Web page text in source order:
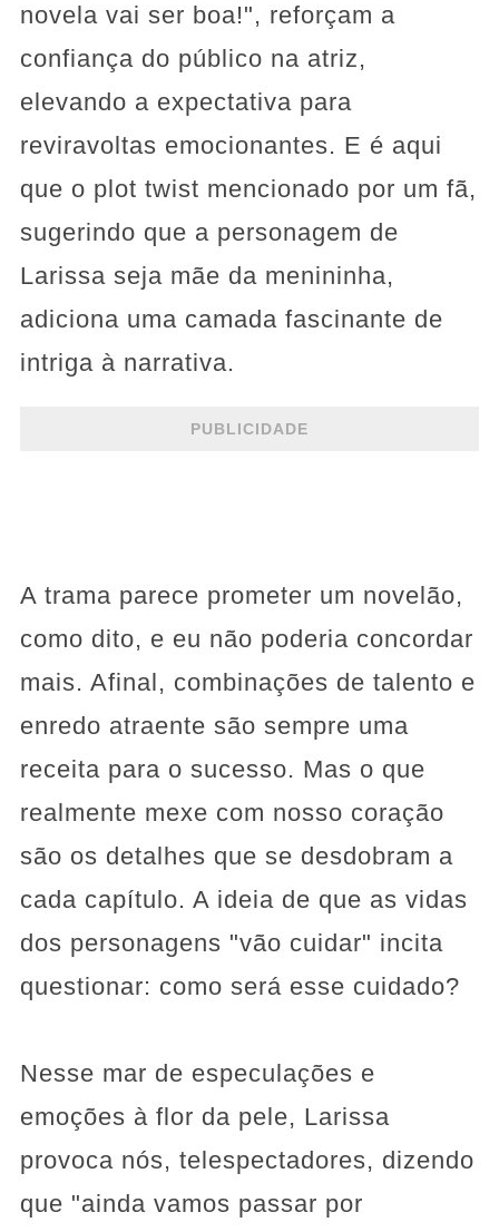
novela vai ser boa!", reforçam a
confiança do público na atriz,
elevando a expectativa para
reviravoltas emocionantes. E é aqui
que o plot twist mencionado por um fã,
sugerindo que a personagem de
Larissa seja mãe da menininha,
adiciona uma camada fascinante de
intriga à narrativa.
PUBLICIDADE
A trama parece prometer um novelão,
como dito, e eu não poderia concordar
mais. Afinal, combinações de talento e
enredo atraente são sempre uma
receita para o sucesso. Mas o que
realmente mexe com nosso coração
são os detalhes que se desdobram a
cada capítulo. A ideia de que as vidas
dos personagens "vão cuidar" incita
questionar: como será esse cuidado?
Nesse mar de especulações e
emoções à flor da pele, Larissa
provoca nós, telespectadores, dizendo
que "ainda vamos passar por